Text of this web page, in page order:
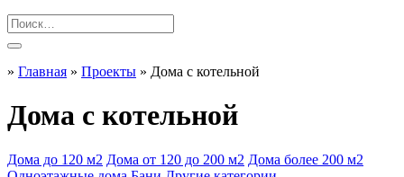
» Главная » Проекты » Дома с котельной
Дома с котельной
Дома до 120 м2 Дома от 120 до 200 м2 Дома более 200 м2